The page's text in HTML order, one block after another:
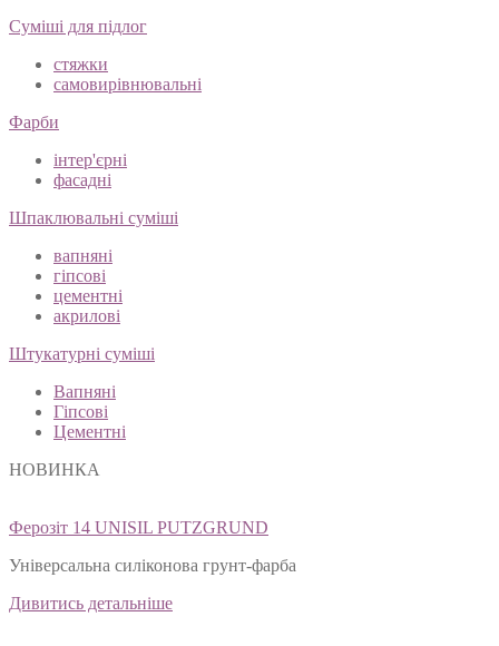
Суміші для підлог
стяжки
самовирівнювальні
Фарби
інтер'єрні
фасадні
Шпаклювальні суміші
вапняні
гіпсові
цементні
акрилові
Штукатурні суміші
Вапняні
Гіпсові
Цементні
НОВИНКА
Ферозіт 14 UNISIL PUTZGRUND
Універсальна силіконова грунт-фарба
Дивитись детальніше